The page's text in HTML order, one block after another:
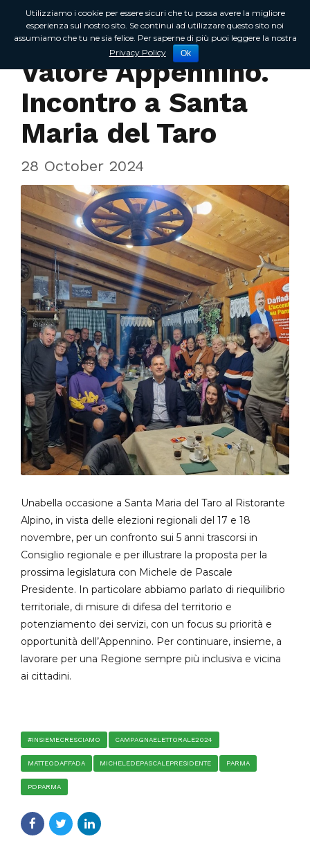
Incontri sul territorio
Valore Appennino.
Incontro a Santa
Maria del Taro
28 October 2024
Unabella occasione a Santa Maria del Taro al Ristorante
Alpino, in vista delle elezioni regionali del 17 e 18
novembre, per un confronto sui 5 anni trascorsi in
Consiglio regionale e per illustrare la proposta per la
prossima legislatura con Michele de Pascale
Presidente. In particolare abbiamo parlato di riequilibrio
territoriale, di misure di difesa del territorio e
potenziamento dei servizi, con un focus su priorità e
opportunità dell’Appennino. Per continuare, insieme, a
lavorare per una Regione sempre più inclusiva e vicina
ai cittadini.
#INSIEMECRESCIAMO CAMPAGNAELETTORALE2024
MATTEODAFFADA MICHELEDEPASCALEPRESIDENTE PARMA
PDPARMA
Utilizziamo i cookie per essere sicuri che tu possa avere la migliore
esperienza sul nostro sito. Se continui ad utilizzare questo sito noi
assumiamo che tu ne sia felice. Per saperne di più puoi leggere la nostra
Privacy Policy
Ok